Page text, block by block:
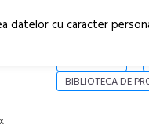
BIBLIOTECA DE
datelor cu caracter